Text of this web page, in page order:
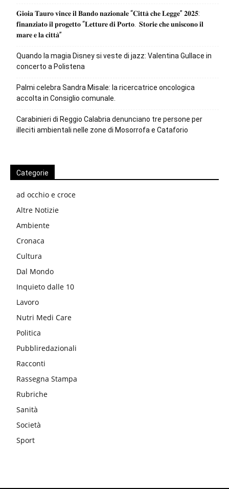
𝐆𝐢𝐨𝐢𝐚 𝐓𝐚𝐮𝐫𝐨 𝐯𝐢𝐧𝐜𝐞 𝐢𝐥 𝐁𝐚𝐧𝐝𝐨 𝐧𝐚𝐳𝐢𝐨𝐧𝐚𝐥𝐞 “𝐂𝐢𝐭𝐭𝐚̀ 𝐜𝐡𝐞 𝐋𝐞𝐠𝐠𝐞” 𝟐𝟎𝟐𝟓:
𝐟𝐢𝐧𝐚𝐧𝐳𝐢𝐚𝐭𝐨 𝐢𝐥 𝐩𝐫𝐨𝐠𝐞𝐭𝐭𝐨 “𝐋𝐞𝐭𝐭𝐮𝐫𝐞 𝐝𝐢 𝐏𝐨𝐫𝐭𝐨. 𝐒𝐭𝐨𝐫𝐢𝐞 𝐜𝐡𝐞 𝐮𝐧𝐢𝐬𝐜𝐨𝐧𝐨 𝐢𝐥
𝐦𝐚𝐫𝐞 𝐞 𝐥𝐚 𝐜𝐢𝐭𝐭𝐚̀”
Quando la magia Disney si veste di jazz: Valentina Gullace in
concerto a Polistena
Palmi celebra Sandra Misale: la ricercatrice oncologica
accolta in Consiglio comunale.
Carabinieri di Reggio Calabria denunciano tre persone per
illeciti ambientali nelle zone di Mosorrofa e Cataforio
Categorie
ad occhio e croce
Altre Notizie
Ambiente
Cronaca
Cultura
Dal Mondo
Inquieto dalle 10
Lavoro
Nutri Medi Care
Politica
Pubbliredazionali
Racconti
Rassegna Stampa
Rubriche
Sanità
Società
Sport